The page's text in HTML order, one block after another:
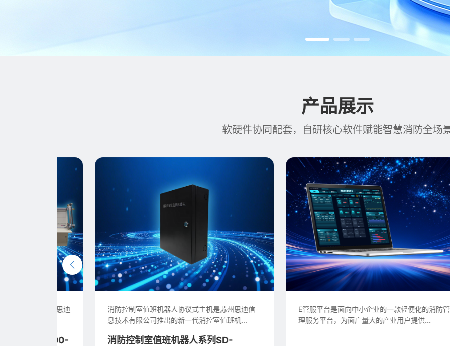
产品展示
软硬件协同配套，自研核心软件赋能智慧消防全场
消防控制室值班机器人协议式主机是苏州思迪信
息技术有限公司推出的新一代消控室值班机...
消防控制室值班机器人系列SD-
E管服平台是面向中小企业的一款轻便化的消防管
理服务平台，为面广量大的产业用户提供...